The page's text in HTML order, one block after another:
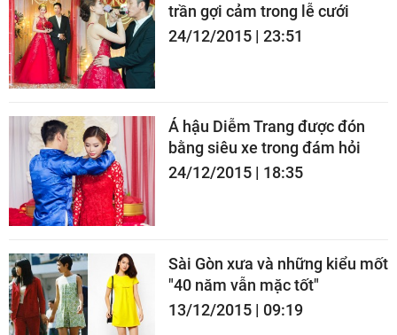
trần gợi cảm trong lễ cưới
24/12/2015 | 23:51
Á hậu Diễm Trang được đón
bằng siêu xe trong đám hỏi
24/12/2015 | 18:35
Sài Gòn xưa và những kiểu mốt
"40 năm vẫn mặc tốt"
13/12/2015 | 09:19